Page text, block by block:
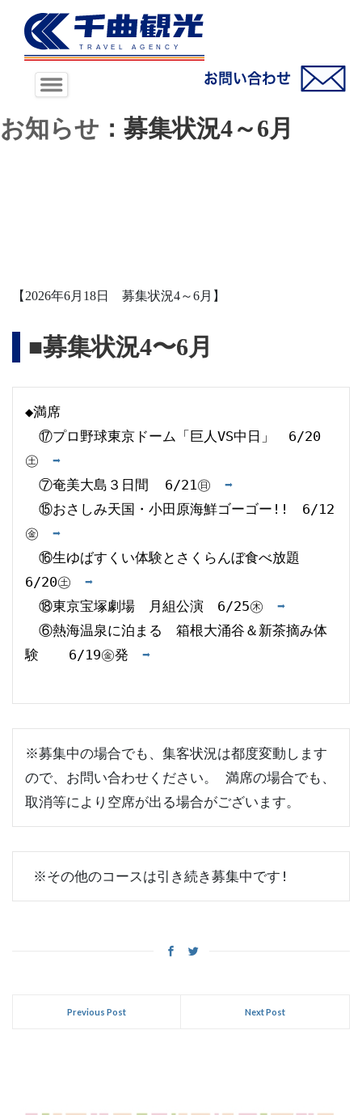
お知らせ ：募集状況4～6月
【2026年6月18日 募集状況4～6月】
■募集状況4〜6月
◆満席
⑰プロ野球東京ドーム「巨人VS中日」　6/20
㊏ ➡
⑦奄美大島３日間  6/21㊐ ➡
⑮おさしみ天国・小田原海鮮ゴーゴー!!　6/12
㊎ ➡
⑯生ゆばすくい体験とさくらんぼ食べ放題
6/20㊏ ➡
⑱東京宝塚劇場　月組公演　6/25㊍ ➡
⑥熱海温泉に泊まる　箱根大涌谷＆新茶摘み体
験  　6/19㊎発 ➡
※募集中の場合でも、集客状況は都度変動します
ので、お問い合わせください。 満席の場合でも、
取消等により空席が出る場合がございます。
※その他のコースは引き続き募集中です!
Previous Post Next Post